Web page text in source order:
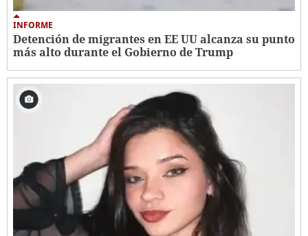
INFORME
Detención de migrantes en EE UU alcanza su punto
más alto durante el Gobierno de Trump